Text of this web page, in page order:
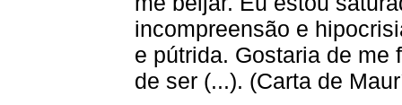
incompreensão e
e pútrida. Gostaria de me
de ser (...). (Carta de